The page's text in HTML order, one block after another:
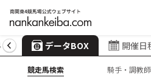
データBOX 開催日
競走馬検索 騎手・調教